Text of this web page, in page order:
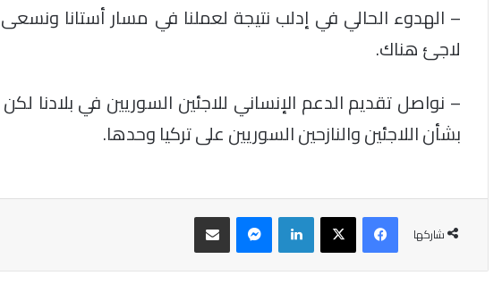
– الهدوء الحالي في إدلب نتيجة لعملنا في مسار أستانا ونسعى
لاجئ هناك.
– نواصل تقديم الدعم الإنساني للاجئين السوريين في بلادنا
بشأن اللاجئين والنازحين السوريين على تركيا وحدها.
شاركها
فيسبوك‫X لينكدإن ماسنجر مشاركة عبر البريد